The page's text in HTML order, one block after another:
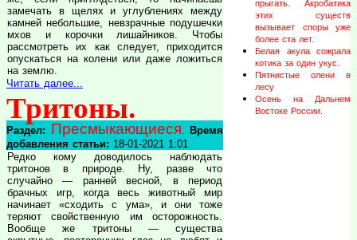
замечать в щелях и углублениях между
камней небольшие, невзрачные подушечки
мхов и корочки лишайников. Чтобы
рассмотреть их как следует, приходится
опускаться на колени или даже ложиться
на землю.
Читать далее...
Тритоны.
Раздел: Пресмыкающиеся
Время
добавления статьи: 18-01-2021 1:01
Редко кому доводилось наблюдать
тритонов в природе. Ну, разве что
случайно — ранней весной, в период
брачных игр, когда весь животный мир
начинает «сходить с ума», и они тоже
теряют свойственную им осторожность.
Вообще же тритоны — существа
прыгать. Акробатика
этих существ
вызывает споры уже
более ста лет.
Белая акула сожрала
котика за один укус.
Пятнистые олени в
лесу
Осень на Дальнем
Востоке России.